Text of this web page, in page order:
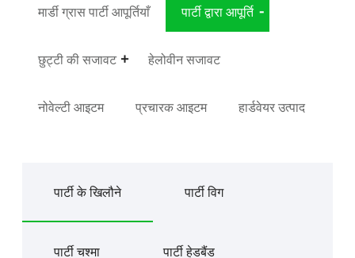
मार्डी ग्रास पार्टी आपूर्तियाँ पार्टी द्वारा आपूर्ति
छुट्टी की सजावट हेलोवीन सजावट
नोवेल्टी आइटम प्रचारक आइटम हार्डवेयर उत्पाद
पार्टी के खिलौने पार्टी विग
पार्टी चश्मा पार्टी हेडबैंड